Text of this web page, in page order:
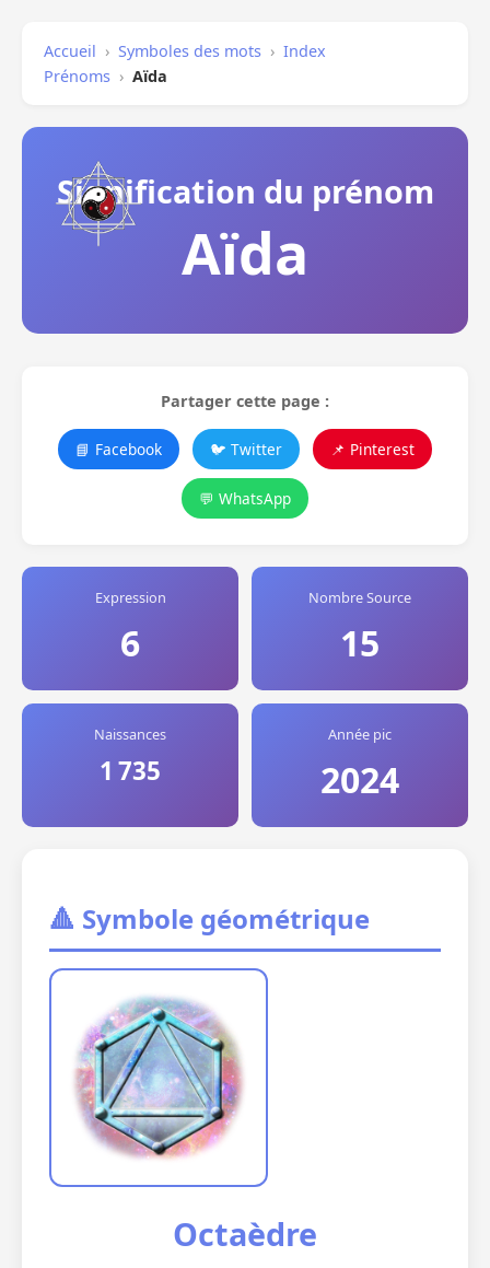
Accueil › Symboles des mots › Index
Prénoms › Aïda
Signification du prénom
Aïda
Partager cette page :
📘 Facebook 🐦 Twitter 📌 Pinterest
💬 WhatsApp
Expression
6
Nombre Source
15
Naissances
1 735
Année pic
2024
🔺 Symbole géométrique
Octaèdre